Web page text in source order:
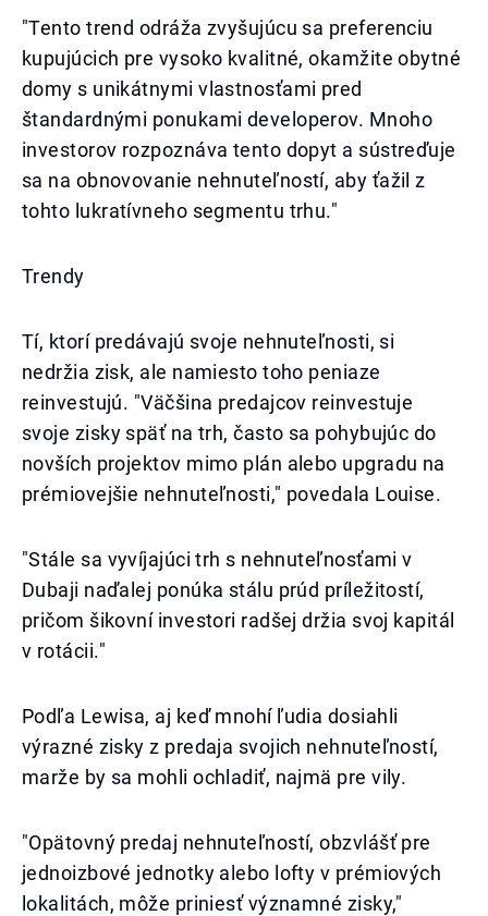
"Tento trend odráža zvyšujúcu sa preferenciu
kupujúcich pre vysoko kvalitné, okamžite obytné
domy s unikátnymi vlastnosťami pred
štandardnými ponukami developerov. Mnoho
investorov rozpoznáva tento dopyt a sústreďuje
sa na obnovovanie nehnuteľností, aby ťažil z
tohto lukratívneho segmentu trhu."
Trendy
Tí, ktorí predávajú svoje nehnuteľnosti, si
nedržia zisk, ale namiesto toho peniaze
reinvestujú. "Väčšina predajcov reinvestuje
svoje zisky späť na trh, často sa pohybujúc do
novších projektov mimo plán alebo upgradu na
prémiovejšie nehnuteľnosti," povedala Louise.
"Stále sa vyvíjajúci trh s nehnuteľnosťami v
Dubaji naďalej ponúka stálu prúd príležitostí,
pričom šikovní investori radšej držia svoj kapitál
v rotácii."
Podľa Lewisa, aj keď mnohí ľudia dosiahli
výrazné zisky z predaja svojich nehnuteľností,
marže by sa mohli ochladiť, najmä pre vily.
"Opätovný predaj nehnuteľností, obzvlášť pre
jednoizbové jednotky alebo lofty v prémiových
lokalitách, môže priniesť významné zisky,"